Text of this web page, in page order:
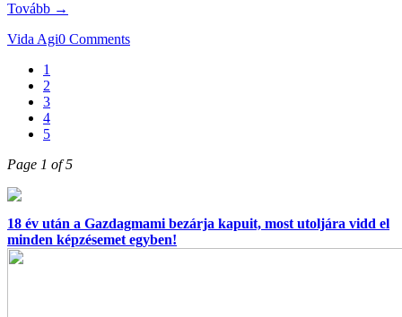
Tovább →
Vida Agi0 Comments
1
2
3
4
5
Page 1 of 5
18 év után a Gazdagmami bezárja kapuit, most utoljára vidd el
minden képzésemet egyben!